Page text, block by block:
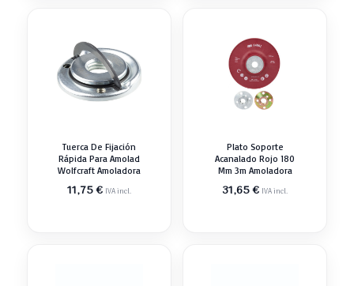
Tuerca De Fijación
Rápida Para Amolad
Wolfcraft Amoladora
11,75€ IVA incl.
Plato Soporte
Acanalado Rojo 180
Mm 3m Amoladora
31,65€ IVA incl.